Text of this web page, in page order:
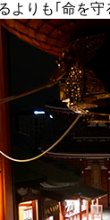
よりも｢命を守